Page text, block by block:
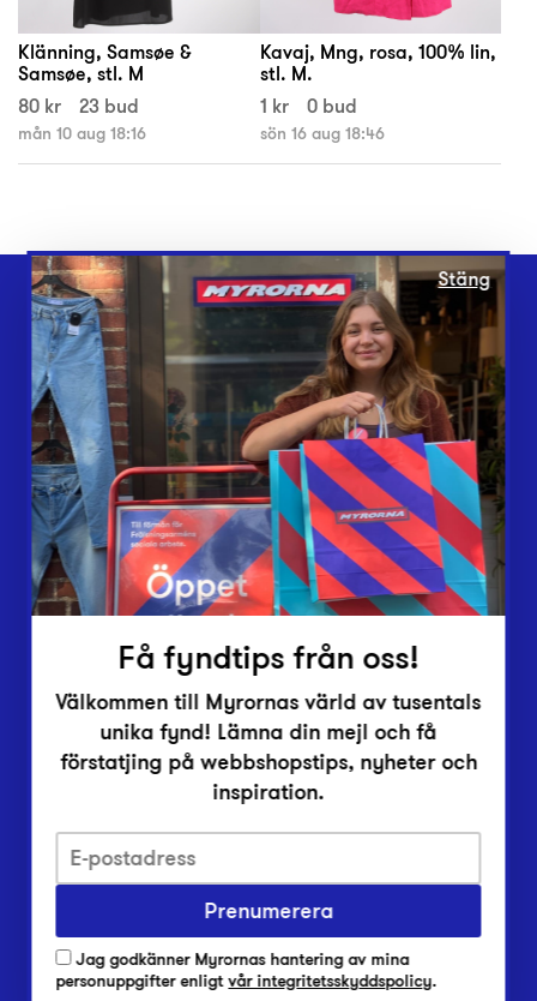
Klänning, Samsøe &
Samsøe, stl. M
80 kr
23 bud
mån 10 aug 18:16
Kavaj, Mng, rosa, 100% lin,
stl. M.
1 kr
0 bud
sön 16 aug 18:46
Webbshop
Butiker
Lämna in
Vårt överskott
Inlämningsplatser
Om Myrorna
Lediga jobb
Pressrum
Integritetsskyddspolicy
Har du frågor om onlineköp, leverans eller retur?
Har du frågor om vår verksamhet?
Vanliga frågor om Myrorna
Stäng
Få fyndtips från oss!
Välkommen till Myrornas värld av tusentals
unika fynd! Lämna din mejl och få
förstatjing på webbshopstips, nyheter och
inspiration.
Prenumerera
Jag godkänner Myrornas hantering av mina
personuppgifter enligtvår integritetsskyddspolicy.